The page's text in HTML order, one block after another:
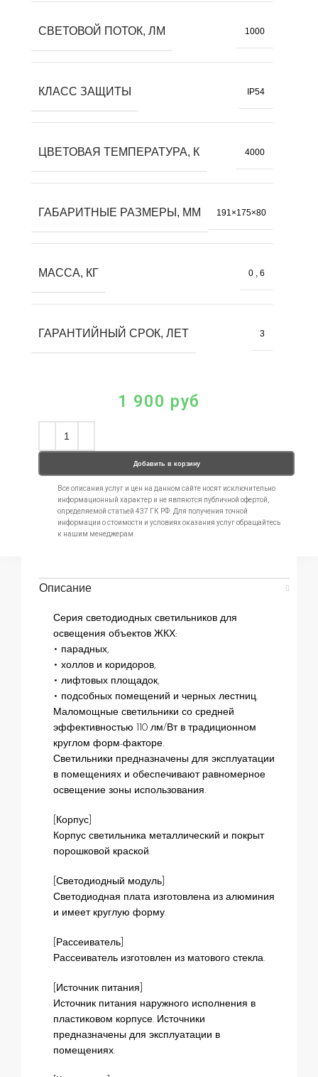
СВЕТОВОЙ ПОТОК, ЛМ 1000
КЛАСС ЗАЩИТЫ IP54
ЦВЕТОВАЯ ТЕМПЕРАТУРА, К 4000
ГАБАРИТНЫЕ РАЗМЕРЫ, ММ 191×175×80
МАССА, КГ 0 , 6
ГАРАНТИЙНЫЙ СРОК, ЛЕТ 3
1 900 руб
Добавить в корзину
Все описания услуг и цен на данном сайте носят исключительно
информационный характер и не являются публичной офертой,
определяемой статьей 437 ГК РФ. Для получения точной
информации о стоимости и условиях оказания услуг обращайтесь
к нашим менеджерам.
Описание
Серия светодиодных светильников для
освещения объектов ЖКХ:
• парадных,
• холлов и коридоров,
• лифтовых площадок,
• подсобных помещений и черных лестниц.
Маломощные светильники со средней
эффективностью 110 лм/Вт в традиционном
круглом форм-факторе.
Светильники предназначены для эксплуатации
в помещениях и обеспечивают равномерное
освещение зоны использования.
[Корпус]
Корпус светильника металлический и покрыт
порошковой краской.
[Светодиодный модуль]
Светодиодная плата изготовлена из алюминия
и имеет круглую форму.
[Рассеиватель]
Рассеиватель изготовлен из матового стекла.
[Источник питания]
Источник питания наружного исполнения в
пластиковом корпусе. Источники
предназначены для эксплуатации в
помещениях.